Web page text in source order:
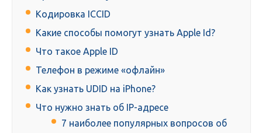
Кодировка ICCID
Какие способы помогут узнать Apple Id?
Что такое Apple ID
Телефон в режиме «офлайн»
Как узнать UDID на iPhone?
Что нужно знать об IP-адресе
7 наиболее популярных вопросов об